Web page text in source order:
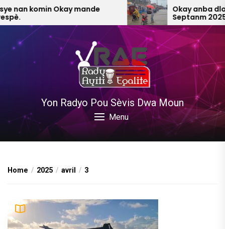
Skip
to
content
nan komin Okay mande
Okay anba dlo
Septanm 2025
Yon Radyo Pou Sèvis Dwa Moun
Menu
Home 2025 avril 3